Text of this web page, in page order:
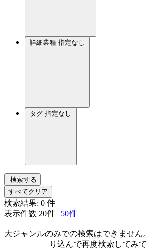
詳細業種 指定なし
タグ 指定なし
検索する
すべてクリア
検索結果: 0 件
表示件数 20件 | 50件
大ジャンルのみでの検索はできません
り込んで再度検索してみ